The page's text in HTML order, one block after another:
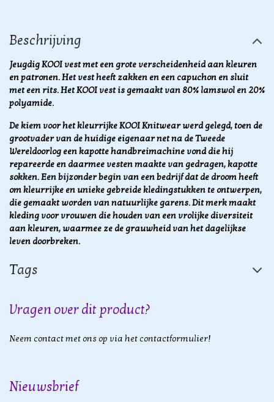
Beschrijving
Jeugdig KOOI vest met een grote verscheidenheid aan kleuren
en patronen. Het vest heeft zakken en een capuchon en sluit
met een rits. Het KOOI vest is gemaakt van 80% lamswol en 20%
polyamide.
De kiem voor het kleurrijke KOOI Knitwear werd gelegd, toen de
grootvader van de huidige eigenaar net na de Tweede
Wereldoorlog een kapotte handbreimachine vond die hij
repareerde en daarmee vesten maakte van gedragen, kapotte
sokken. Een bijzonder begin van een bedrijf dat de droom heeft
om kleurrijke en unieke gebreide kledingstukken te ontwerpen,
die gemaakt worden van natuurlijke garens. Dit merk maakt
kleding voor vrouwen die houden van een vrolijke diversiteit
aan kleuren, waarmee ze de grauwheid van het dagelijkse
leven doorbreken.
Tags
Vragen over dit product?
Neem contact met ons op via het contactformulier!
Nieuwsbrief